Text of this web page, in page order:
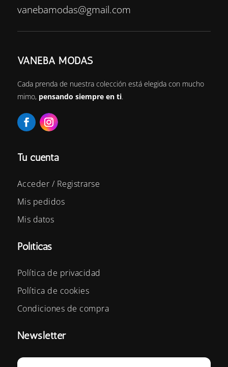
vanebamodas@gmail.com
VANEBA MODAS
Cada prenda de nuestra colección está elegida con mucho
mimo, pensando siempre en ti.
Tu cuenta
Acceder / Registrarse
Mis pedidos
Mis datos
Políticas
Política de privacidad
Política de cookies
Condiciones de compra
Newsletter